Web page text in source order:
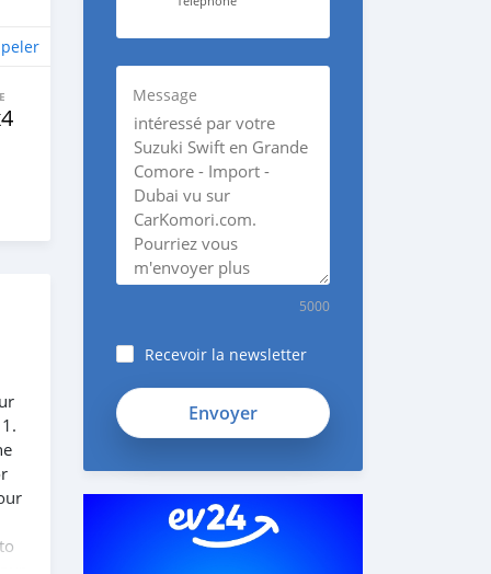
Message
5000
Recevoir la newsletter